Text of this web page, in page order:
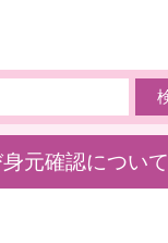
元確認について